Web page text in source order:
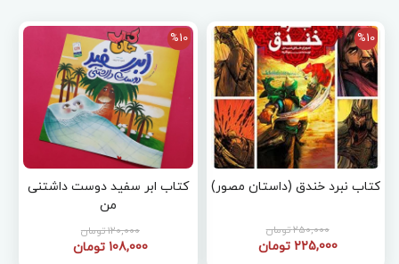
%10
کتاب نبرد خندق (داستان مصور)
250,000 تومان
225,000 تومان
%10
کتاب ابر سفید دوست داشتنی
من
120,000 تومان
108,000 تومان